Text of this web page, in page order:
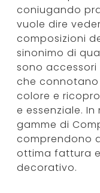
coniugando
vuole dire
composizioni
sinonimo di
sono
che
colore e
e essenziale.
gamme di
comprendono
ottima fattura
decorativo.